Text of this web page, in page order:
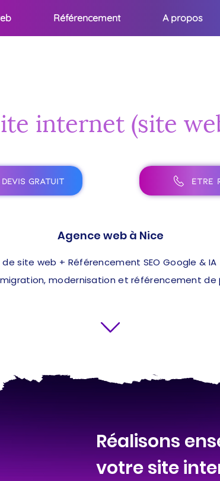
Référencement A propos
internet (site
GRATUIT ÊTRE
Agence web à Nice
site web + Référencement SEO Google & IA
modernisation et référencement de
Réalisons
votre site